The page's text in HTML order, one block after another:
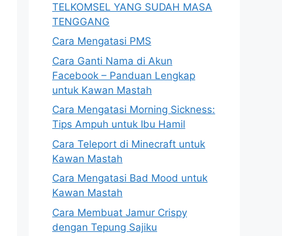
TELKOMSEL YANG SUDAH MASA
TENGGANG
Cara Mengatasi PMS
Cara Ganti Nama di Akun
Facebook – Panduan Lengkap
untuk Kawan Mastah
Cara Mengatasi Morning Sickness:
Tips Ampuh untuk Ibu Hamil
Cara Teleport di Minecraft untuk
Kawan Mastah
Cara Mengatasi Bad Mood untuk
Kawan Mastah
Cara Membuat Jamur Crispy
dengan Tepung Sajiku